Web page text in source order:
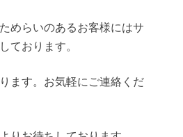
めらいのあるお客様にはサ
ております。
ます。お気軽にご連絡くだ